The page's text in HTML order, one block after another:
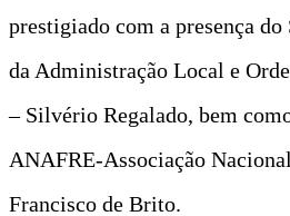
prestigiado com a presença
da Administração Local e
– Silvério Regalado, bem
ANAFRE-Associação
Francisco de Brito.